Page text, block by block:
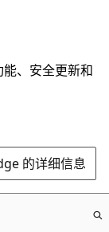
、安全更新和
的详细信息